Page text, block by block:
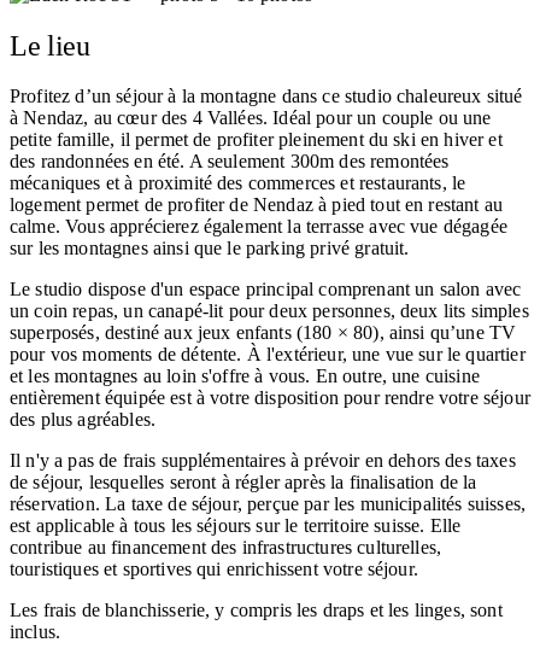
Le lieu
Profitez d’un séjour à la montagne dans ce studio chaleureux situé
à Nendaz, au cœur des 4 Vallées. Idéal pour un couple ou une
petite famille, il permet de profiter pleinement du ski en hiver et
des randonnées en été. A seulement 300m des remontées
mécaniques et à proximité des commerces et restaurants, le
logement permet de profiter de Nendaz à pied tout en restant au
calme. Vous apprécierez également la terrasse avec vue dégagée
sur les montagnes ainsi que le parking privé gratuit.
Le studio dispose d'un espace principal comprenant un salon avec
un coin repas, un canapé-lit pour deux personnes, deux lits simples
superposés, destiné aux jeux enfants (180 × 80), ainsi qu’une TV
pour vos moments de détente. À l'extérieur, une vue sur le quartier
et les montagnes au loin s'offre à vous. En outre, une cuisine
entièrement équipée est à votre disposition pour rendre votre séjour
des plus agréables.
Il n'y a pas de frais supplémentaires à prévoir en dehors des taxes
de séjour, lesquelles seront à régler après la finalisation de la
réservation. La taxe de séjour, perçue par les municipalités suisses,
est applicable à tous les séjours sur le territoire suisse. Elle
contribue au financement des infrastructures culturelles,
touristiques et sportives qui enrichissent votre séjour.
Les frais de blanchisserie, y compris les draps et les linges, sont
inclus.